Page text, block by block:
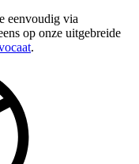
eenvoudig via
op onze uitgebreide
.